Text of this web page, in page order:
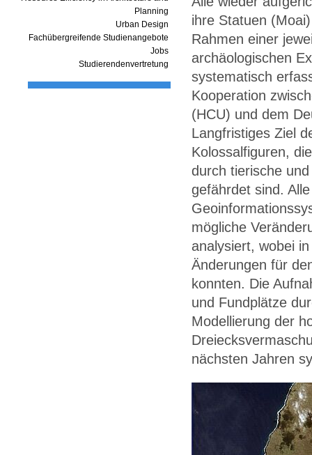
Planning
Urban Design
Fachübergreifende Studienangebote
Jobs
Studierendenvertretung
ihre Statuen
Rahmen einer
archäologischen
systematisch
Kooperation
(HCU) und dem
Langfristiges Ziel
Kolossalfiguren,
durch tierische
gefährdet sind.
mögliche
analysiert, wobei
Änderungen für
konnten. Die
und Fundplätze
Modellierung der
nächsten Jahren